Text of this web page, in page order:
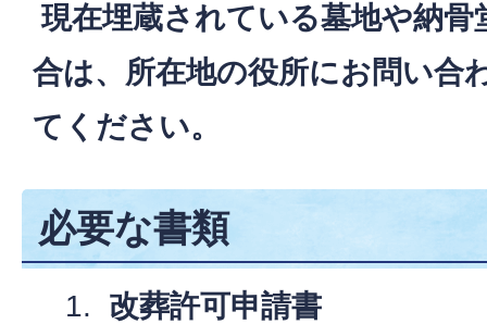
現在埋蔵されている墓地や納骨
合は、所在地の役所にお問い合
てください。
必要な書類
改葬許可申請書